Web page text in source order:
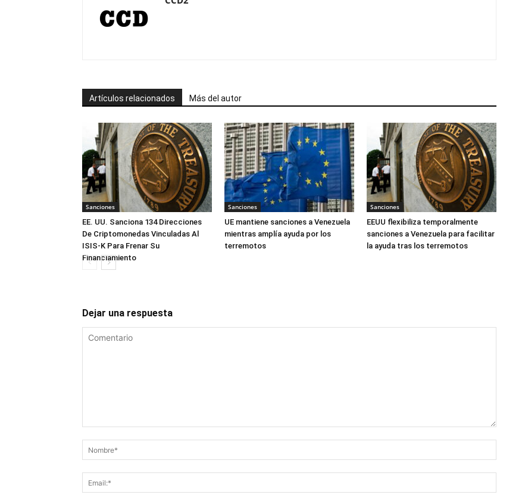
Artículos relacionados Más del autor
Sanciones
EE. UU. Sanciona 134 Direcciones
De Criptomonedas Vinculadas Al
ISIS-K Para Frenar Su
Financiamiento
Sanciones
UE mantiene sanciones a Venezuela
mientras amplía ayuda por los
terremotos
Sanciones
EEUU flexibiliza temporalmente
sanciones a Venezuela para facilitar
la ayuda tras los terremotos
Dejar una respuesta